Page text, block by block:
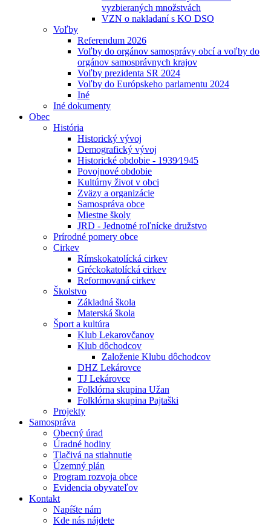
vyzbieraných množstvách
VZN o nakladaní s KO DSO
Voľby
Referendum 2026
Voľby do orgánov samosprávy obcí a voľby do
orgánov samosprávnych krajov
Voľby prezidenta SR 2024
Voľby do Európskeho parlamentu 2024
Iné
Iné dokumenty
Obec
História
Historický vývoj
Demografický vývoj
Historické obdobie - 1939⁄1945
Povojnové obdobie
Kultúrny život v obci
Zväzy a organizácie
Samospráva obce
Miestne školy
JRD - Jednotné roľnícke družstvo
Prírodné pomery obce
Cirkev
Rímskokatolícká cirkev
Gréckokatolícká cirkev
Reformovaná cirkev
Školstvo
Základná škola
Materská škola
Šport a kultúra
Klub Lekarovčanov
Klub dôchodcov
Založenie Klubu dôchodcov
DHZ Lekárovce
TJ Lekárovce
Folklórna skupina Užan
Folklórna skupina Pajtaški
Projekty
Samospráva
Obecný úrad
Úradné hodiny
Tlačivá na stiahnutie
Územný plán
Program rozvoja obce
Evidencia obyvateľov
Kontakt
Napíšte nám
Kde nás nájdete